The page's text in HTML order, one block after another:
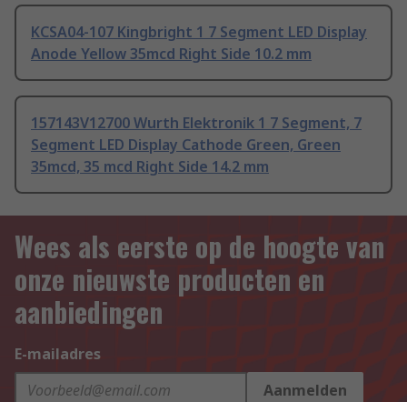
KCSA04-107 Kingbright 1 7 Segment LED Display
Anode Yellow 35mcd Right Side 10.2 mm
157143V12700 Wurth Elektronik 1 7 Segment, 7
Segment LED Display Cathode Green, Green
35mcd, 35 mcd Right Side 14.2 mm
Wees als eerste op de hoogte van
onze nieuwste producten en
aanbiedingen
E-mailadres
Aanmelden